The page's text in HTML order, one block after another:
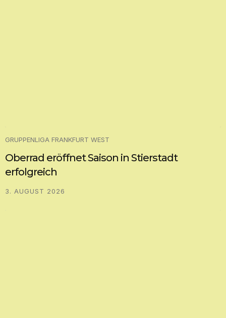
GRUPPENLIGA FRANKFURT WEST
Oberrad eröffnet Saison in Stierstadt
erfolgreich
3. AUGUST 2026